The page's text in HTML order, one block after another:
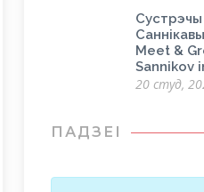
Meet &
Sannikov
20 студ,
ПАДЗЕІ